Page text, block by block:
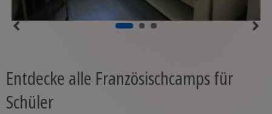
Entdecke alle Französischcamps für
Schüler